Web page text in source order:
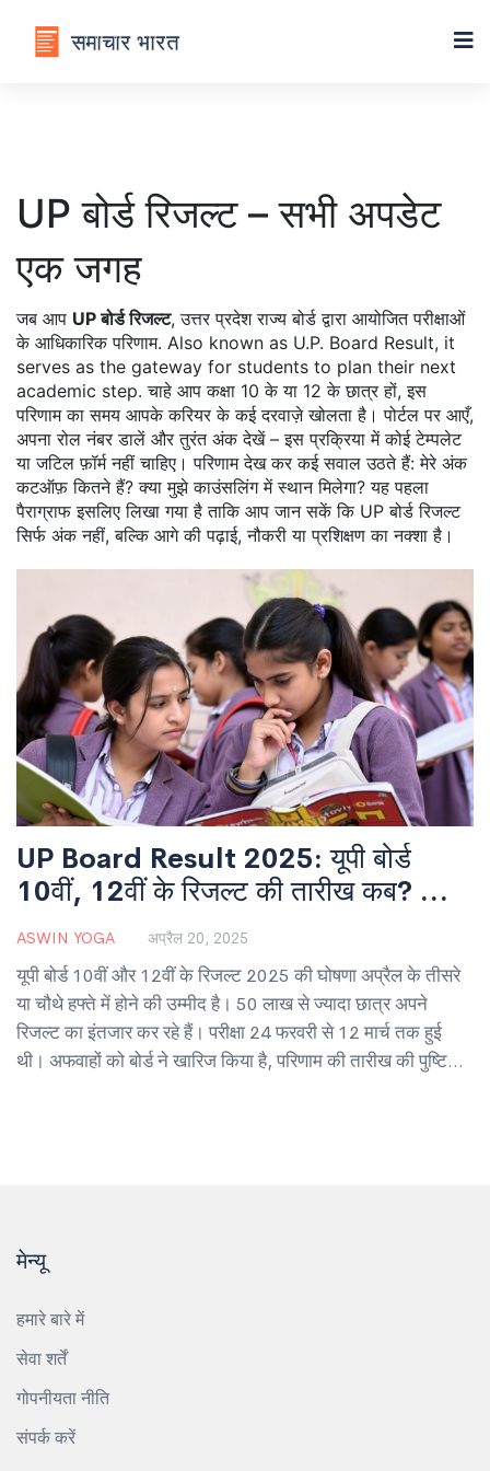
UP बोर्ड रिजल्ट – सभी अपडेट
एक जगह
जब आप UP बोर्ड रिजल्ट,उत्तर प्रदेश राज्य बोर्ड द्वारा आयोजित परीक्षाओं
के आधिकारिक परिणाम. Also known as U.P. Board Result, it
serves as the gateway for students to plan their next
academic step. चाहे आप कक्षा 10 के या 12 के छात्र हों, इस
परिणाम का समय आपके करियर के कई दरवाज़े खोलता है। पोर्टल पर आएँ,
अपना रोल नंबर डालें और तुरंत अंक देखें – इस प्रक्रिया में कोई टेम्पलेट
या जटिल फ़ॉर्म नहीं चाहिए। परिणाम देख कर कई सवाल उठते हैं: मेरे अंक
कटऑफ़ कितने हैं? क्या मुझे काउंसलिंग में स्थान मिलेगा? यह पहला
पैराग्राफ इसलिए लिखा गया है ताकि आप जान सकें कि UP बोर्ड रिजल्ट
सिर्फ अंक नहीं, बल्कि आगे की पढ़ाई, नौकरी या प्रशिक्षण का नक्शा है।
UP Board Result 2025: यूपी बोर्ड
10वीं, 12वीं के रिजल्ट की तारीख कब? जानें
ताजा अपडेट
ASWIN YOGA अप्रैल 20, 2025
यूपी बोर्ड 10वीं और 12वीं के रिजल्ट 2025 की घोषणा अप्रैल के तीसरे
या चौथे हफ्ते में होने की उम्मीद है। 50 लाख से ज्यादा छात्र अपने
रिजल्ट का इंतजार कर रहे हैं। परीक्षा 24 फरवरी से 12 मार्च तक हुई
थी। अफवाहों को बोर्ड ने खारिज किया है, परिणाम की तारीख की पुष्टि
मेन्यू
हमारे बारे में
सेवा शर्तें
गोपनीयता नीति
संपर्क करें